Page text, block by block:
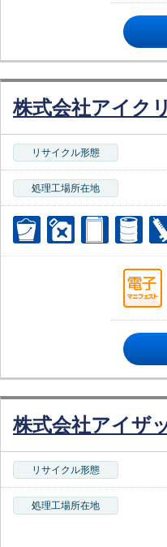
株式会社アイク
リサイクル形態
処理工場所在地
株式会社アイザ
リサイクル形態
処理工場所在地